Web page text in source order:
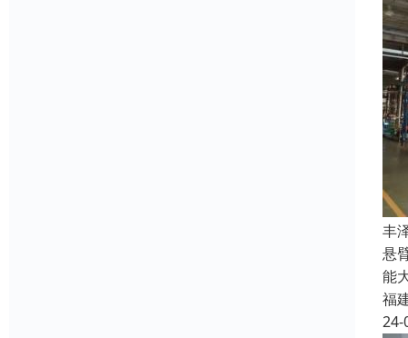
丰
悬
能
福
24-